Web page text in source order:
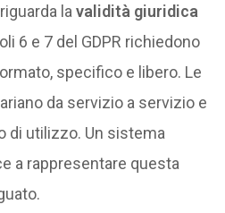
lavalidità giuridica
6 e 7 del GDPR richiedono
specifico e libero. Le
da servizio a servizio e
di utilizzo. Un sistema
a rappresentare questa